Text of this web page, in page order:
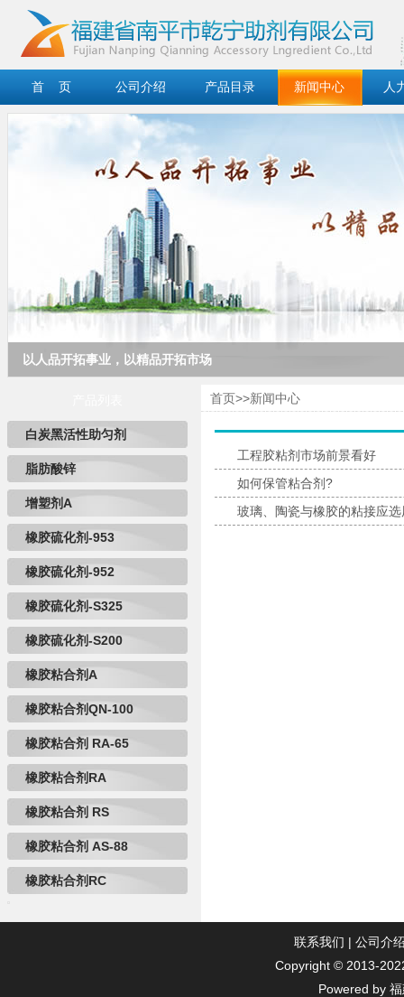
首 页 公司介绍 产品目录 新闻中心 人
以人品开拓事业，以精品开拓市场
白炭黑活性助匀剂
脂肪酸锌
增塑剂A
橡胶硫化剂-953
橡胶硫化剂-952
橡胶硫化剂-S325
橡胶硫化剂-S200
橡胶粘合剂A
橡胶粘合剂QN-100
橡胶粘合剂 RA-65
橡胶粘合剂RA
橡胶粘合剂 RS
橡胶粘合剂 AS-88
橡胶粘合剂RC
首页>>新闻中心
工程胶粘剂市场前景看好
如何保管粘合剂?
玻璃、陶瓷与橡胶的粘接应
联系我们 | 公司介
Copyright © 2013-
Powered by